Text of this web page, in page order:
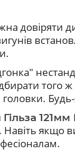
довіряти
того
Гільза
Навіть